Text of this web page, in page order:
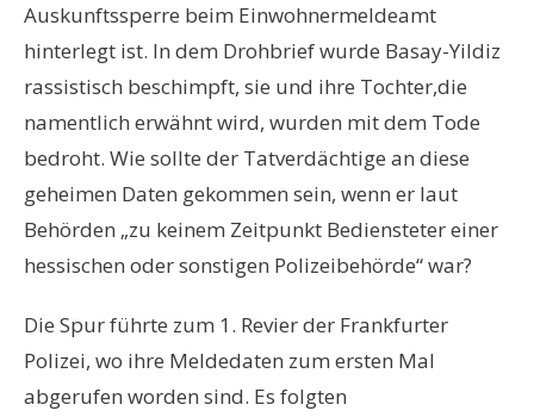
Auskunftssperre beim Einwohnermeldeamt
hinterlegt ist. In dem Drohbrief wurde Basay-Yildiz
rassistisch beschimpft, sie und ihre Tochter,die
namentlich erwähnt wird, wurden mit dem Tode
bedroht. Wie sollte der Tatverdächtige an diese
geheimen Daten gekommen sein, wenn er laut
Behörden „zu keinem Zeitpunkt Bediensteter einer
hessischen oder sonstigen Polizeibehörde“ war?
Die Spur führte zum 1. Revier der Frankfurter
Polizei, wo ihre Meldedaten zum ersten Mal
abgerufen worden sind. Es folgten